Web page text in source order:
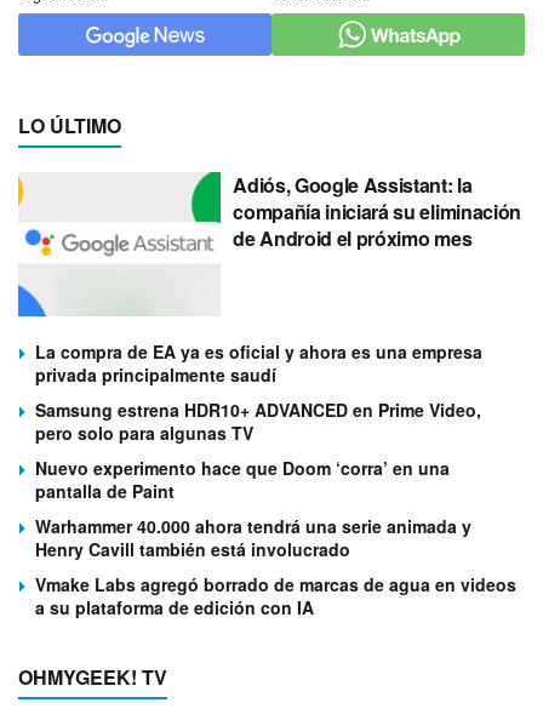
LO ÚLTIMO
Adiós, Google Assistant: la
compañía iniciará su eliminación
de Android el próximo mes
La compra de EA ya es oficial y ahora es una empresa
privada principalmente saudí
Samsung estrena HDR10+ ADVANCED en Prime Video,
pero solo para algunas TV
Nuevo experimento hace que Doom ‘corra’ en una
pantalla de Paint
Warhammer 40.000 ahora tendrá una serie animada y
Henry Cavill también está involucrado
Vmake Labs agregó borrado de marcas de agua en videos
a su plataforma de edición con IA
OHMYGEEK! TV